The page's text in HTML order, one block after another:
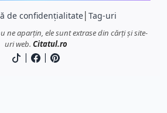
de confidențialitate│ Tag-uri
ne aparțin, ele sunt extrase din cărți și site-
uri web. Citatul.ro
| |